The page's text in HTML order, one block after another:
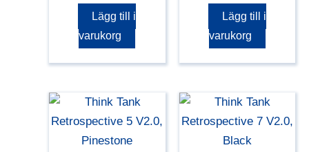
Lägg till i
varukorg
Lägg till i
varukorg